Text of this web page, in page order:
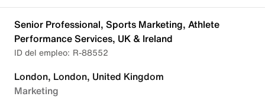
Senior Professional, Sports Marketing, Athlete
Performance Services, UK & Ireland
R-88552
London, London, United Kingdom
Marketing